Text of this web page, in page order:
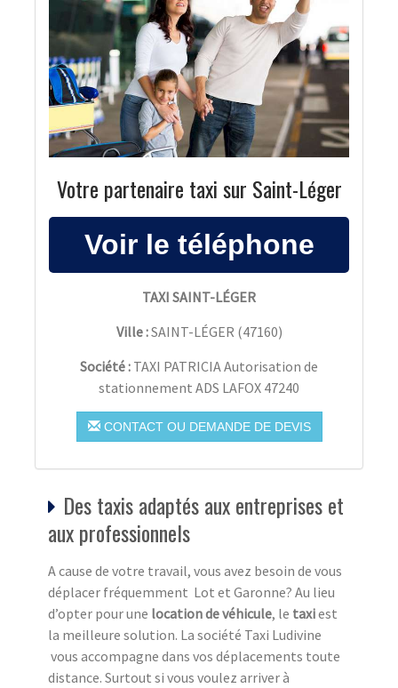
Votre partenaire taxi sur Saint-Léger
TAXI SAINT-LÉGER
Ville :SAINT-LÉGER (47160)
Société : TAXI PATRICIA Autorisation de
stationnement ADS LAFOX 47240
CONTACT OU DEMANDE DE DEVIS
Des taxis adaptés aux entreprises et
aux professionnels
A cause de votre travail, vous avez besoin de vous
déplacer fréquemment Lot et Garonne? Au lieu
d’opter pour une location de véhicule, le taxiest
la meilleure solution. La société Taxi Ludivine
vous accompagne dans vos déplacements toute
distance. Surtout si vous voulez arriver à